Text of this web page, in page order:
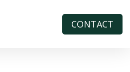
CONTACT